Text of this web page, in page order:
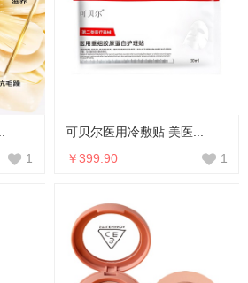
1
可贝尔医用冷敷贴 美医...
￥399.90
1